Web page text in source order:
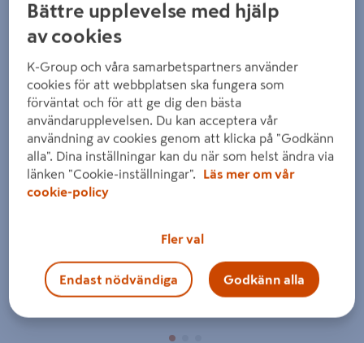
Föregående
Bättre upplevelse med hjälp
av cookies
K-Group och våra samarbetspartners använder
cookies för att webbplatsen ska fungera som
förväntat och för att ge dig den bästa
användarupplevelsen. Du kan acceptera vår
användning av cookies genom att klicka på "Godkänn
alla". Dina inställningar kan du när som helst ändra via
länken "Cookie-inställningar".
Läs mer om vår
cookie-policy
Fler val
Endast nödvändiga Godkänn alla